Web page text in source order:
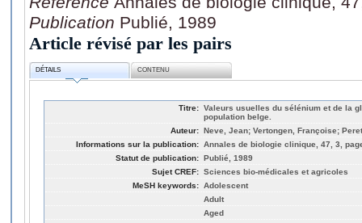
Publication Publié, 1989
Article révisé par les pairs
DÉTAILS CONTENU
Titre: Valeurs usuelles du sélénium et de la
population belge.
Auteur: Neve, Jean; Vertongen, Françoise;
Informations sur la publication: Annales de biologie clinique, 47, 3,
Statut de publication: Publié, 1989
Sujet CREF: Sciences bio-médicales et agricoles
MeSH keywords: Adolescent
Adult
Aged